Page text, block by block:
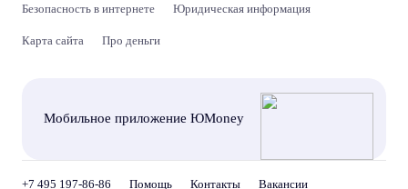
Безопасность в интернете Юридическая информация
Карта сайта Про деньги
Мобильное приложение ЮMoney
+7 495 197-86-86 Помощь Контакты Вакансии